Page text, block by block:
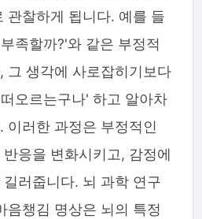
관찰하게 됩니다. 예를 들
족할까?'와 같은 부정적
그 생각에 사로잡히기보다
오르는구나' 하고 알아차
이러한 과정은 부정적인
응을 변화시키고, 감정에
러줍니다. 뇌 과학 연구
음챙김 명상은 뇌의 특정